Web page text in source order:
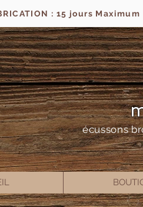
: 15 jours Maximum
écussons